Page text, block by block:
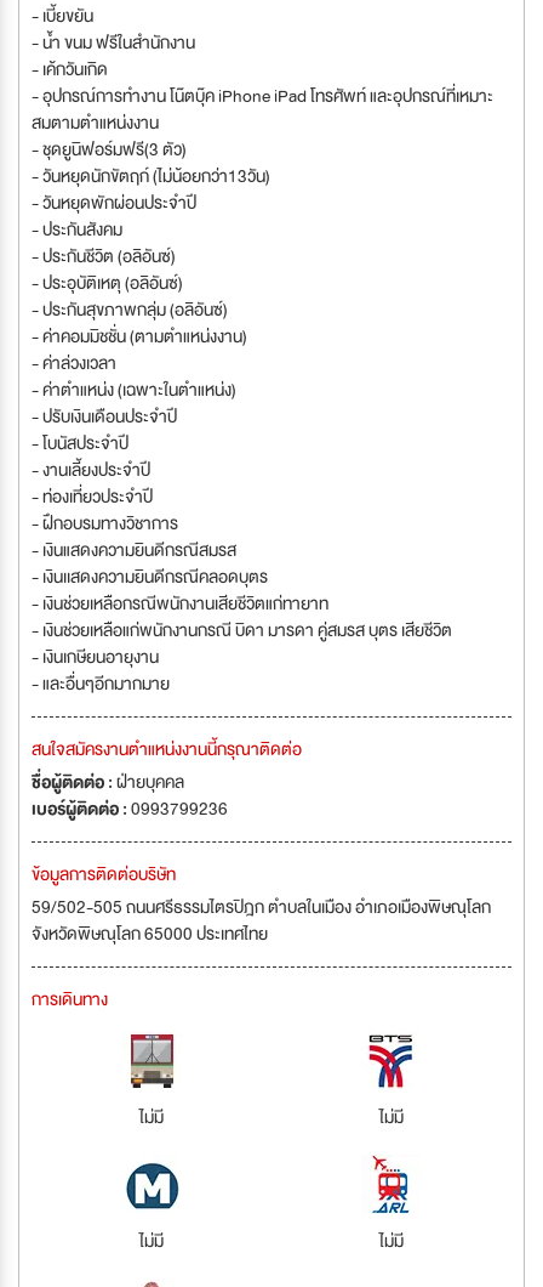
- เบี้ยขยัน
- น้ำ ขนม ฟรีในสำนักงาน
- เค้กวันเกิด
- อุปกรณ์การทำงาน โน๊ตบุ๊ค iPhone iPad โทรศัพท์ และอุปกรณ์ที่เหมาะ
สมตามตำแหน่งงาน
- ชุดยูนิฟอร์มฟรี(3 ตัว)
- วันหยุดนักขัตฤก์ (ไม่น้อยกว่า13วัน)
- วันหยุดพักผ่อนประจำปี
- ประกันสังคม
- ประกันชีวิต (อลิอันซ์)
- ประอุบัติเหตุ (อลิอันซ์)
- ประกันสุขภาพกลุ่ม (อลิอันซ์)
- ค่าคอมมิชชั่น (ตามตำแหน่งงาน)
- ค่าล่วงเวลา
- ค่าตำแหน่ง (เฉพาะในตำแหน่ง)
- ปรับเงินเดือนประจำปี
- โบนัสประจำปี
- งานเลี้ยงประจำปี
- ท่องเที่ยวประจำปี
- ฝึกอบรมทางวิชาการ
- เงินแสดงความยินดีกรณีสมรส
- เงินเเสดงความยินดีกรณีคลอดบุตร
- เงินช่วยเหลือกรณีพนักงานเสียชีวิตแก่ทายาท
- เงินช่วยเหลือแก่พนักงานกรณี บิดา มารดา คู่สมรส บุตร เสียชีวิต
- เงินเกษียนอายุงาน
- และอื่นๆอีกมากมาย
สนใจสมัครงานตำแหน่งงานนี้กรุณาติดต่อ
ชื่อผู้ติดต่อ :ฝ่ายบุคคล
เบอร์ผู้ติดต่อ :0993799236
ข้อมูลการติดต่อบริษัท
59/502-505 ถนนศรีธรรมไตรปิฎก ตำบลในเมือง อำเภอเมืองพิษณุโลก
จังหวัดพิษณุโลก 65000 ประเทศไทย
การเดินทาง
ไม่มี ไม่มี
ไม่มี ไม่มี